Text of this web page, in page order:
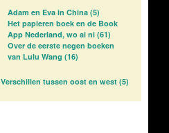
Adam en Eva in China (5)
Het papieren boek en de Book
App Nederland, wo ai ni (61)
Over de eerste negen boeken
van Lulu Wang (16)
Verschillen tussen oost en west (5)